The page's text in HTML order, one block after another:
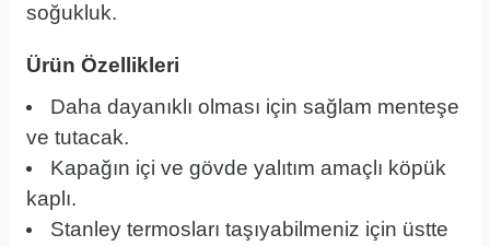
soğukluk.
Ürün Özellikleri
Daha dayanıklı olması için sağlam menteşe
ve tutacak.
Kapağın içi ve gövde yalıtım amaçlı köpük
kaplı.
Stanley termosları taşıyabilmeniz için üstte